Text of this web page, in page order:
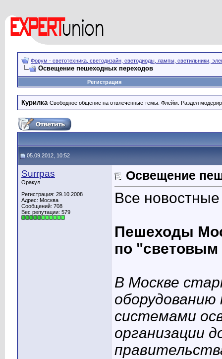
Форум - светотехника, светодизайн, светодиоды, лампы, светильники,
Освещение пешеходных переходов
Регистрация
Курилка Свободное общение на отвлеченные темы. Флейм. Раздел
05.09.2012, 10:52
Surrpas
Оракул
Регистрация: 29.10.2008
Адрес: Москва
Сообщений: 708
Вес репутации: 579
Освещение
Все
Пешеходы
по
В Москве
оборудованию
системами
организации